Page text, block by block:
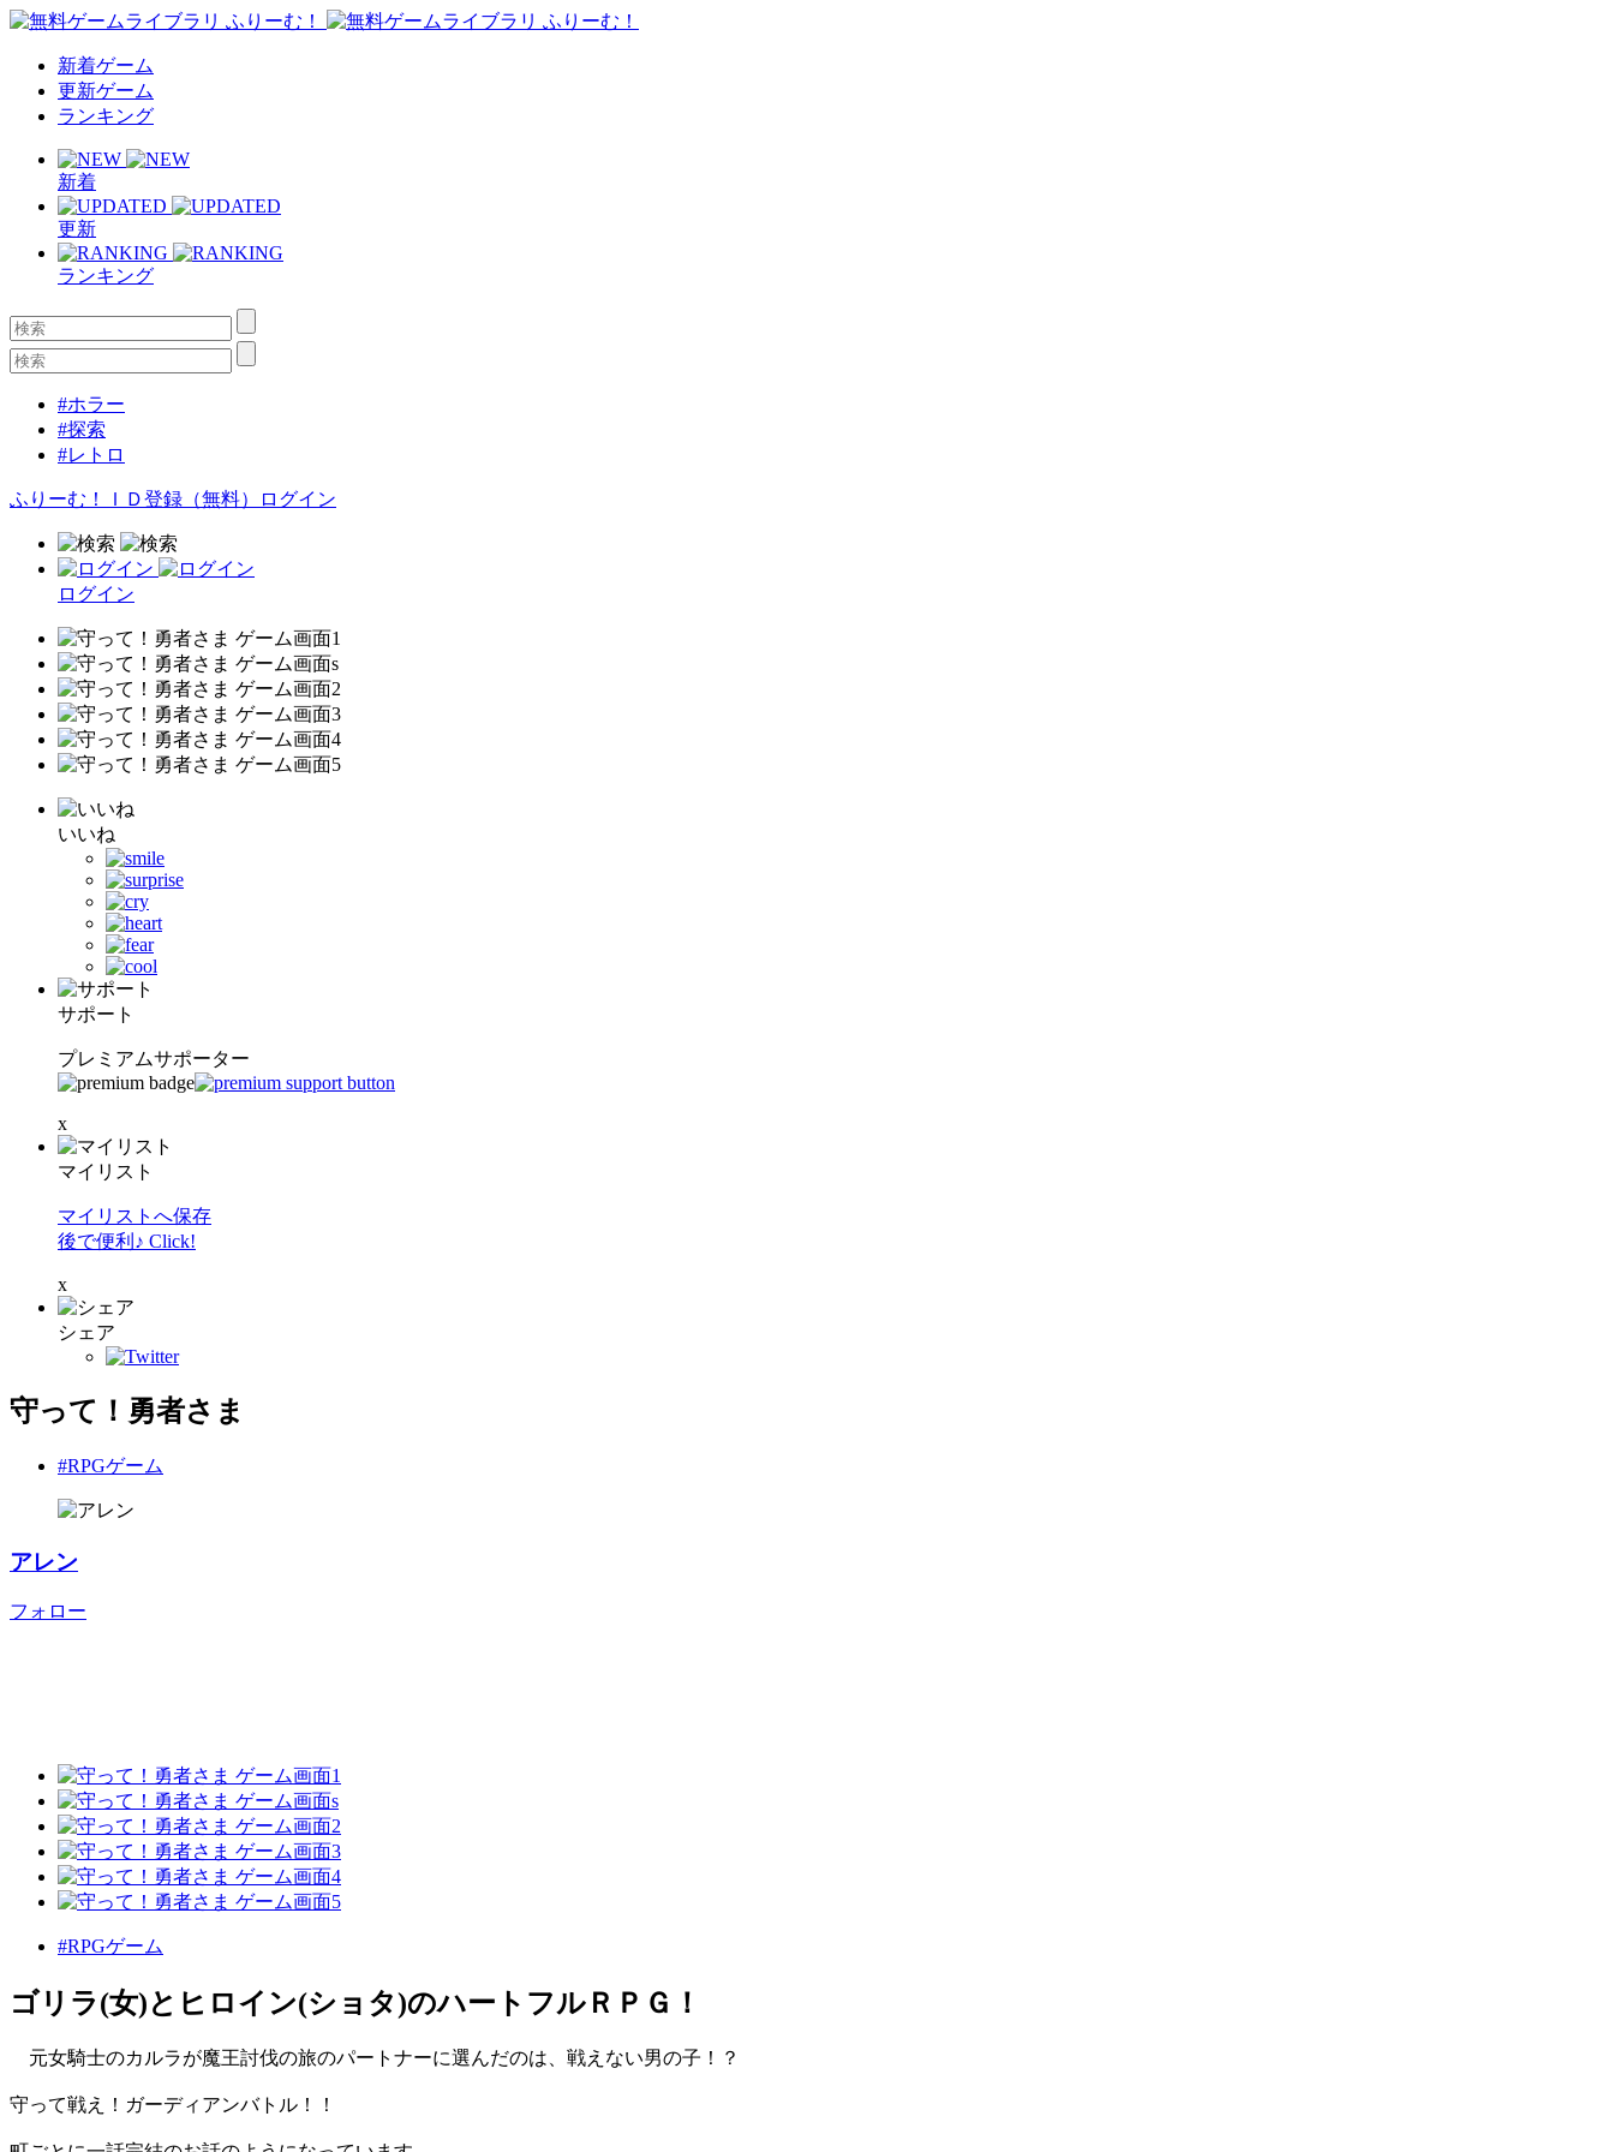
新着ゲーム
更新ゲーム
ランキング
新着
更新
ランキング
#ホラー
#探索
#レトロ
ふりーむ！ＩＤ登録（無料） ログイン
ログイン
いいね
サポート
プレミアムサポーター
x
マイリスト
マイリストへ保存
後で便利♪ Click!
x
シェア
守って！勇者さま
#RPGゲーム
アレン
フォロー
#RPGゲーム
ゴリラ(女)とヒロイン(ショタ)のハートフルＲＰＧ！
元女騎士のカルラが魔王討伐の旅のパートナーに選んだのは、戦えない男の子！？
守って戦え！ガーディアンバトル！！